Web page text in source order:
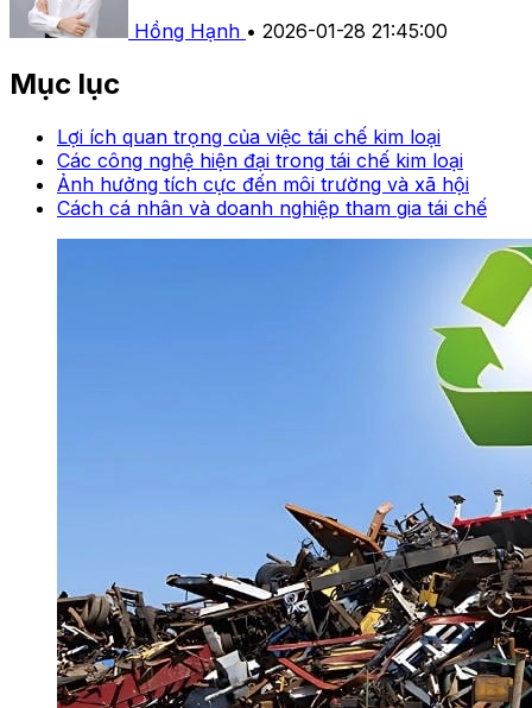
Hồng Hạnh • 2026-01-28 21:45:00
Mục lục
Lợi ích quan trọng của việc tái chế kim loại
Các công nghệ hiện đại trong tái chế kim loại
Ảnh hưởng tích cực đến môi trường và xã hội
Cách cá nhân và doanh nghiệp tham gia tái chế